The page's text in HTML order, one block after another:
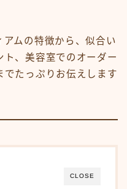
ムの特徴から、似合い
、美容室でのオーダー
たっぷりお伝えします
CLOSE